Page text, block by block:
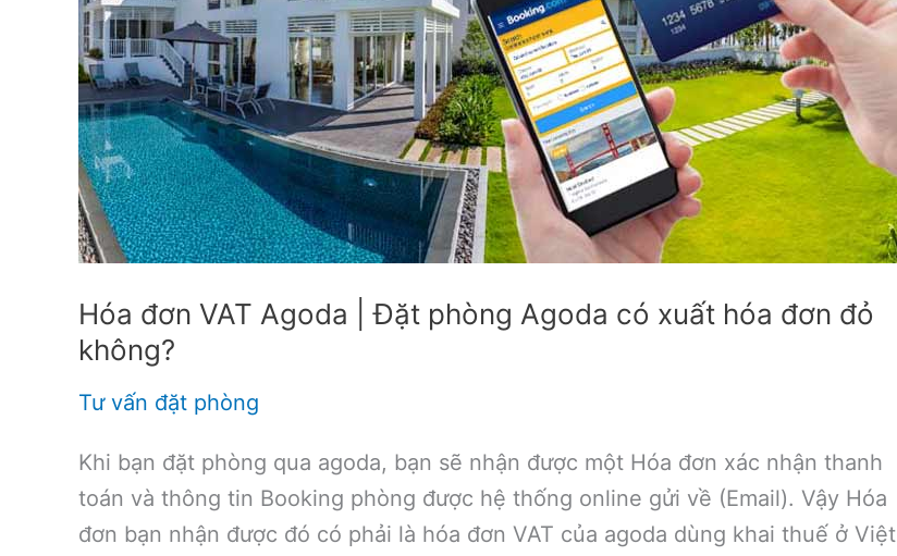
Hóa đơn VAT Agoda | Đặt phòng Agoda có xuất hóa đơn đỏ
không?
Tư vấn đặt phòng
Khi bạn đặt phòng qua agoda, bạn sẽ nhận được một Hóa đơn xác nhận thanh
toán và thông tin Booking phòng được hệ thống online gửi về (Email). Vậy Hóa
đơn bạn nhận được đó có phải là hóa đơn VAT của agoda dùng khai thuế ở Việt